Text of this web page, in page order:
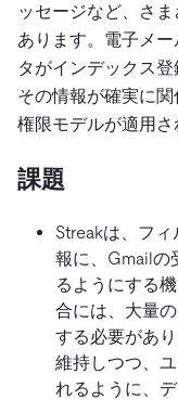
ッセージなど、さ
あります。電子メ
タがインデックス
その情報が確実に
権限モデルが適用さ
課題
Streakは、フ
報に、Gmailの
るようにする
合には、大量
する必要があ
維持しつつ、
れるように、